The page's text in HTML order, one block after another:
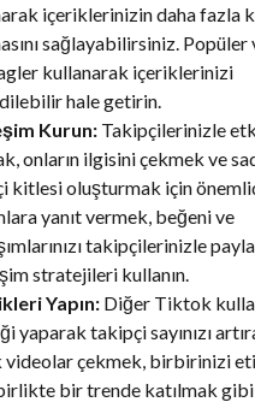
içeriklerinizin daha fazla
sağlayabilirsiniz. Popüler
kullanarak içeriklerinizi
hale getirin.
Kurun:Takipçilerinizle
onların ilgisini çekmek ve
kitlesi oluşturmak için
yanıt vermek, beğeni ve
takipçilerinizle
stratejileri kullanın.
Yapın:Diğer Tiktok
yaparak takipçi sayınızı
çekmek, birbirinizi
bir trende katılmak